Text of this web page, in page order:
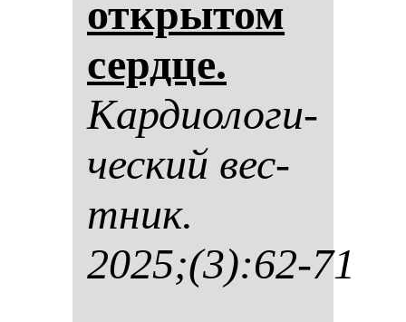
от­кры­том
сер­дце.
Кар­ди­оло­ги­
чес­кий вес­
тник.
2025;(3):62-71